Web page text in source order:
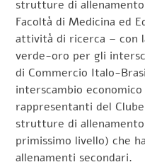
strutture di
Facoltà di Medicina ed
attività di ricerca – con
verde-oro per gli
di Commercio Italo-
interscambio
rappresentanti del
strutture di
primissimo livello) che
allenamenti secondari.